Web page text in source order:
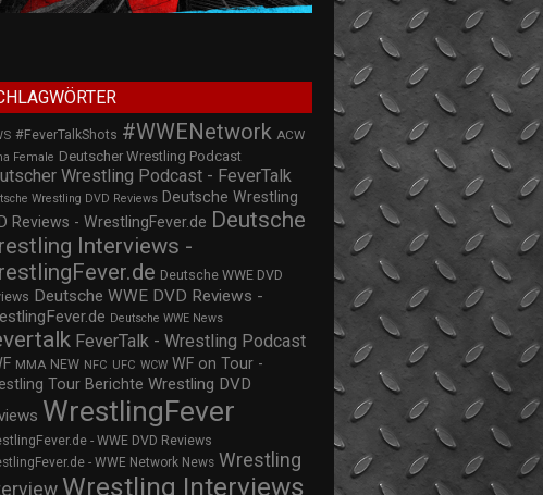
#FeverTalkShots #WWENetwork ACW
Female Deutscher Wrestling Podcast
Wrestling Podcast - FeverTalk
Wrestling DVD Reviews Deutsche Wrestling
Reviews - WrestlingFever.de Deutsche
Interviews -
Deutsche WWE DVD
Deutsche WWE DVD Reviews -
Deutsche WWE News
FeverTalk - Wrestling Podcast
MMA NEW NFC UFC WCW WF on Tour -
Tour Berichte Wrestling DVD
WrestlingFever
- WWE DVD Reviews
- WWE Network News Wrestling
Wrestling Interviews